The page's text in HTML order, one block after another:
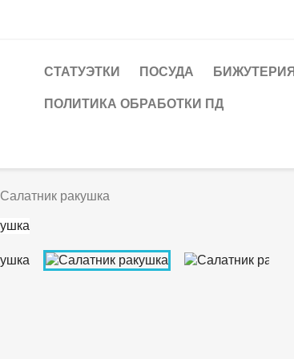
СТАТУЭТКИ ПОСУДА БИЖУТЕРИЯ
ПОЛИТИКА ОБРАБОТКИ ПД
Салатник ракушка